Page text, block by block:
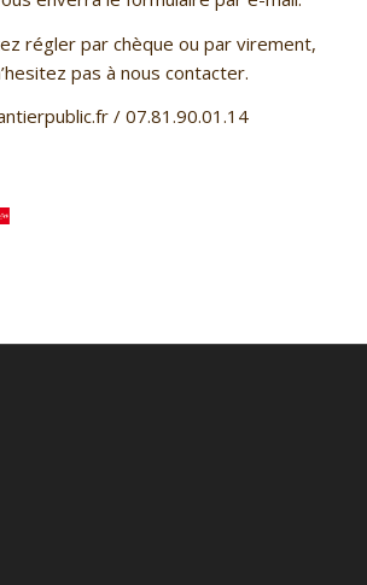
régler par chèque ou par virement,
pas à nous contacter.
/ 07.81.90.01.14